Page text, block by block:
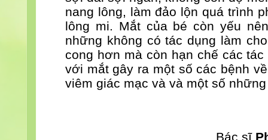
nang lông, làm đảo lộn quá trình
lông mi. Mắt của bé còn yếu
những không có tác dụng làm
cong hơn mà còn hạn chế các
với mắt gây ra một số các bệnh
viêm giác mạc và và một số
Bác sĩ